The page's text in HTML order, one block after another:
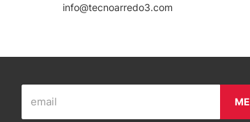
info@tecnoarredo3.com